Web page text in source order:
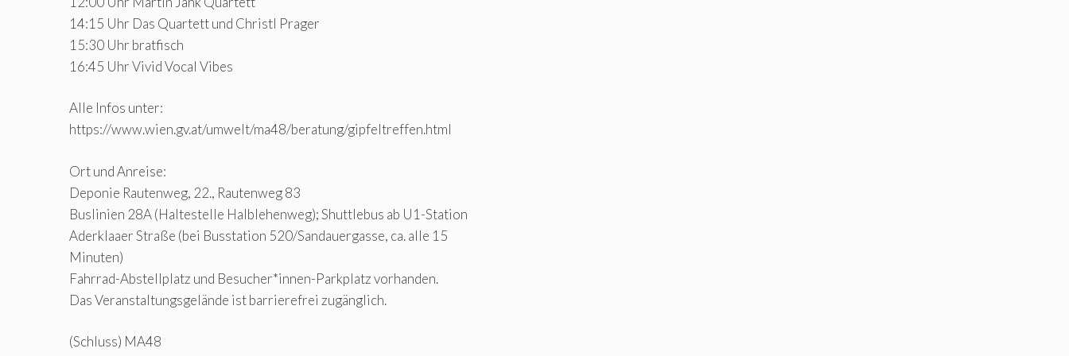
14:15 Uhr Das Quartett und Christl Prager
15:30 Uhr bratfisch
16:45 Uhr Vivid Vocal Vibes
Alle Infos unter:
https://www.wien.gv.at/umwelt/ma48/beratung/gipfeltreffen.html
Ort und Anreise:
Deponie Rautenweg, 22., Rautenweg 83
Buslinien 28A (Haltestelle Halblehenweg); Shuttlebus ab U1-Station
Aderklaaer Straße (bei Busstation 520/Sandauergasse, ca. alle 15
Minuten)
Fahrrad-Abstellplatz und Besucher*innen-Parkplatz vorhanden.
Das Veranstaltungsgelände ist barrierefrei zugänglich.
(Schluss) MA48